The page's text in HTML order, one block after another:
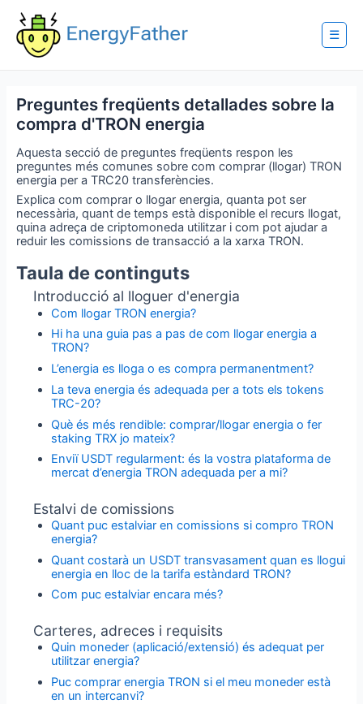
content
☰
Preguntes freqüents detallades sobre la
compra d'TRON energia
Aquesta secció de preguntes freqüents respon les
preguntes més comunes sobre com comprar (llogar) TRON
energia per a TRC20 transferències.
Explica com comprar o llogar energia, quanta pot ser
necessària, quant de temps està disponible el recurs llogat,
quina adreça de criptomoneda utilitzar i com pot ajudar a
reduir les comissions de transacció a la xarxa TRON.
Taula de continguts
Introducció al lloguer d'energia
Com llogar TRON energia?
Hi ha una guia pas a pas de com llogar energia a
TRON?
L’energia es lloga o es compra permanentment?
La teva energia és adequada per a tots els tokens
TRC-20?
Què és més rendible: comprar/llogar energia o fer
staking TRX jo mateix?
Enviï USDT regularment: és la vostra plataforma de
mercat d’energia TRON adequada per a mi?
Estalvi de comissions
Quant puc estalviar en comissions si compro TRON
energia?
Quant costarà un USDT transvasament quan es llogui
energia en lloc de la tarifa estàndard TRON?
Com puc estalviar encara més?
Carteres, adreces i requisits
Quin moneder (aplicació/extensió) és adequat per
utilitzar energia?
Puc comprar energia TRON si el meu moneder està
en un intercanvi?